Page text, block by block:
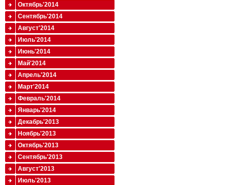
Октябрь'2014
Сентябрь'2014
Август'2014
Июль'2014
Июнь'2014
Май'2014
Апрель'2014
Март'2014
Февраль'2014
Январь'2014
Декабрь'2013
Ноябрь'2013
Октябрь'2013
Сентябрь'2013
Август'2013
Июль'2013